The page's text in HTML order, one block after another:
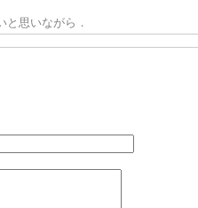
思いながら．